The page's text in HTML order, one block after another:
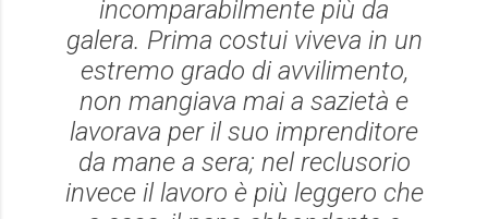
incomparabilmente più da
galera. Prima costui viveva in un
estremo grado di avvilimento,
non mangiava mai a sazietà e
lavorava per il suo imprenditore
da mane a sera; nel reclusorio
invece il lavoro è più leggero che